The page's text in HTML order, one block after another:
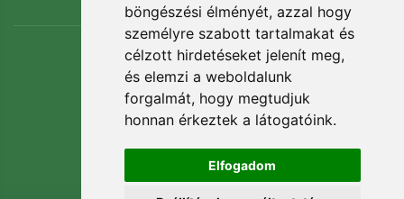
böngészési élményét, azzal hogy
személyre szabott tartalmakat és
célzott hirdetéseket jelenít meg,
és elemzi a weboldalunk
forgalmát, hogy megtudjuk
honnan érkeztek a látogatóink.
Elfogadom